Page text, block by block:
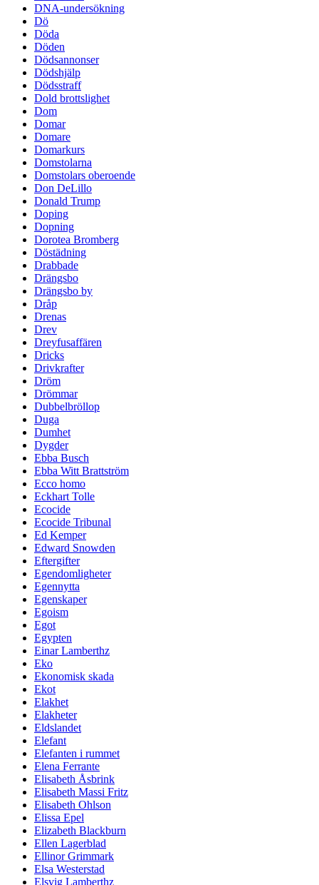
DNA-undersökning
Dö
Döda
Döden
Dödsannonser
Dödshjälp
Dödsstraff
Dold brottslighet
Dom
Domar
Domare
Domarkurs
Domstolarna
Domstolars oberoende
Don DeLillo
Donald Trump
Doping
Dopning
Dorotea Bromberg
Döstädning
Drabbade
Drängsbo
Drängsbo by
Dråp
Drenas
Drev
Dreyfusaffären
Dricks
Drivkrafter
Dröm
Drömmar
Dubbelbröllop
Duga
Dumhet
Dygder
Ebba Busch
Ebba Witt Brattström
Ecco homo
Eckhart Tolle
Ecocide
Ecocide Tribunal
Ed Kemper
Edward Snowden
Eftergifter
Egendomligheter
Egennytta
Egenskaper
Egoism
Egot
Egypten
Einar Lamberthz
Eko
Ekonomisk skada
Ekot
Elakhet
Elakheter
Eldslandet
Elefant
Elefanten i rummet
Elena Ferrante
Elisabeth Åsbrink
Elisabeth Massi Fritz
Elisabeth Ohlson
Elissa Epel
Elizabeth Blackburn
Ellen Lagerblad
Ellinor Grimmark
Elsa Westerstad
Elsvig Lamberthz